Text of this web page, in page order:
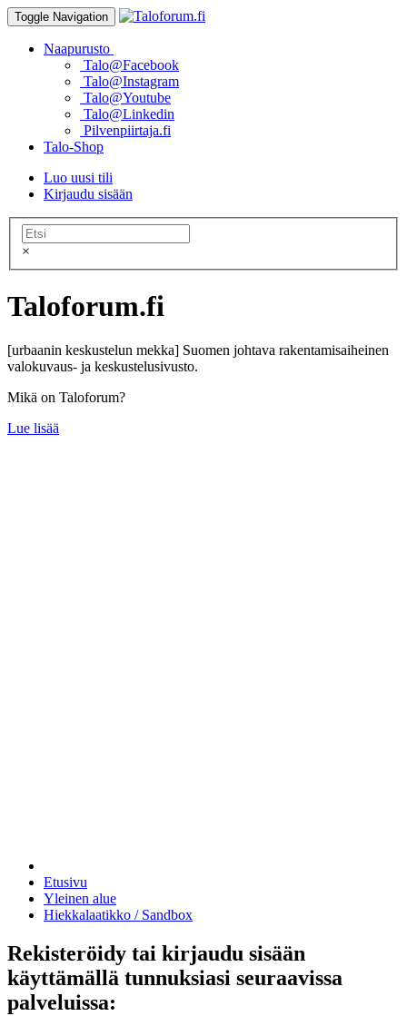
Toggle Navigation
Naapurusto
Talo@Facebook
Talo@Instagram
Talo@Youtube
Talo@Linkedin
Pilvenpiirtaja.fi
Talo-Shop
Luo uusi tili
Kirjaudu sisään
×
Taloforum.fi
[urbaanin keskustelun mekka] Suomen johtava rakentamisaiheinen
valokuvaus- ja keskustelusivusto.
Mikä on Taloforum?
Lue lisää
Etusivu
Yleinen alue
Hiekkalaatikko / Sandbox
Rekisteröidy tai kirjaudu sisään
käyttämällä tunnuksiasi seuraavissa
palveluissa: